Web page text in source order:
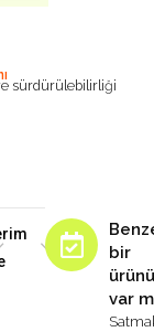
sürdürülebilirliği
bir
var